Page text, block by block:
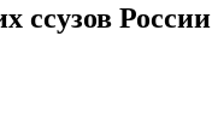
России